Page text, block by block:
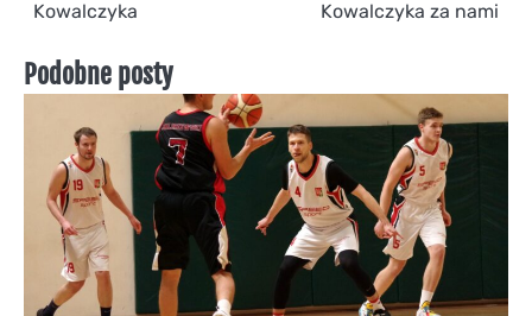
Kowalczyka
Kowalczyka za nami
Podobne posty